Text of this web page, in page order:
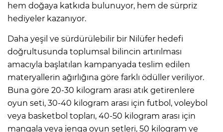
hem doğaya katkıda bulunuyor, hem de sürpriz
hediyeler kazanıyor.
Daha yeşil ve sürdürülebilir bir Nilüfer hedefi
doğrultusunda toplumsal bilincin artırılması
amacıyla başlatılan kampanyada teslim edilen
materyallerin ağırlığına göre farklı ödüller veriliyor.
Buna göre 20-30 kilogram arası atık getirenlere
oyun seti, 30-40 kilogram arası için futbol, voleybol
veya basketbol topları, 40-50 kilogram arası için
mangala veya jenga oyun setleri, 50 kilogram ve